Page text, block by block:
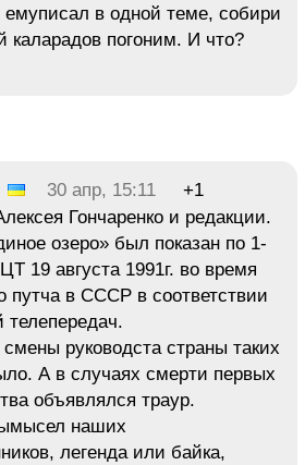
в одной теме, собири
погоним. И что?
30 апр, 15:11
+1
Гончаренко и редакции.
озеро» был показан по 1-
19 августа 1991г. во время
путча в СССР в соответствии
телепередач.
руководста страны таких
А в случаях смерти первых
объявлялся траур.
наших
легенда или байка,